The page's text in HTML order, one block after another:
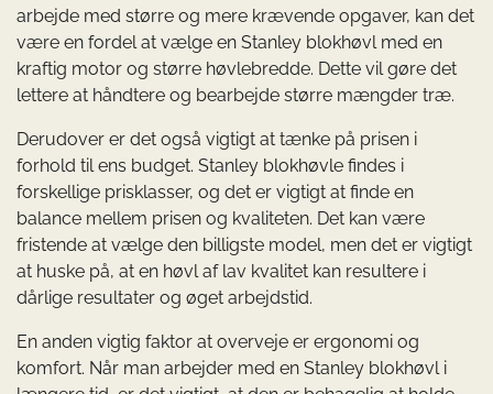
arbejde med større og mere krævende opgaver, kan det
være en fordel at vælge en Stanley blokhøvl med en
kraftig motor og større høvlebredde. Dette vil gøre det
lettere at håndtere og bearbejde større mængder træ.
Derudover er det også vigtigt at tænke på prisen i
forhold til ens budget. Stanley blokhøvle findes i
forskellige prisklasser, og det er vigtigt at finde en
balance mellem prisen og kvaliteten. Det kan være
fristende at vælge den billigste model, men det er vigtigt
at huske på, at en høvl af lav kvalitet kan resultere i
dårlige resultater og øget arbejdstid.
En anden vigtig faktor at overveje er ergonomi og
komfort. Når man arbejder med en Stanley blokhøvl i